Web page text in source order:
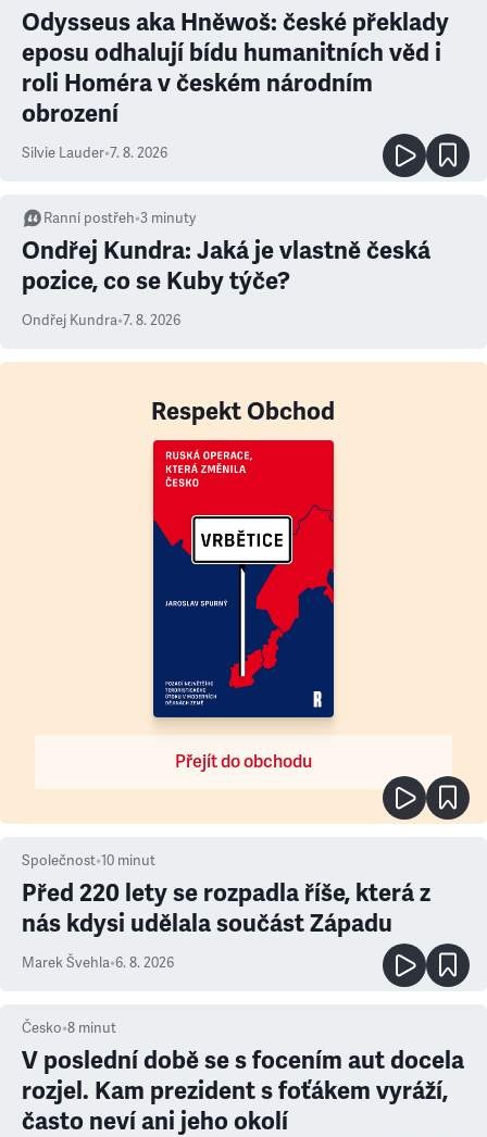
Odysseus aka Hněwoš: české překlady
eposu odhalují bídu humanitních věd i
roli Homéra v českém národním
obrození
Silvie Lauder•7. 8. 2026
Ranní postřeh•3 minuty
Ondřej Kundra: Jaká je vlastně česká
pozice, co se Kuby týče?
Ondřej Kundra•7. 8. 2026
Respekt Obchod
Přejít do obchodu
Společnost•10 minut
Před 220 lety se rozpadla říše, která z
nás kdysi udělala součást Západu
Marek Švehla•6. 8. 2026
Česko•8 minut
V poslední době se s focením aut docela
rozjel. Kam prezident s foťákem vyráží,
často neví ani jeho okolí